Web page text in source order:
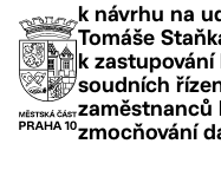
k návrhu na
Tomáše
k zastupování
soudních
zaměstnanců
zmocňování